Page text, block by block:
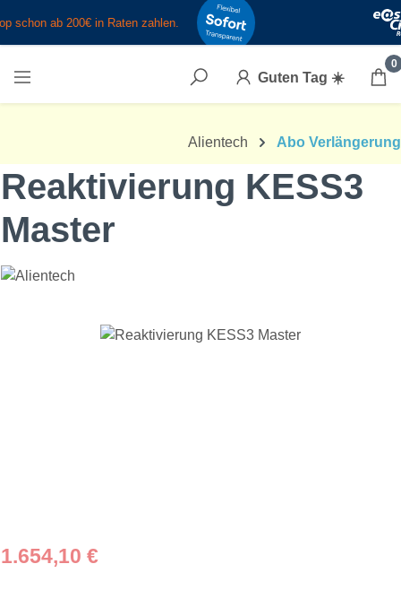
Zum Hauptinhalt springen
Guten Tag ☀️
0
Alientech Abo Verlängerung
Reaktivierung KESS3
Master
Bildergalerie überspringen
Regulärer Preis:
1.654,10 €